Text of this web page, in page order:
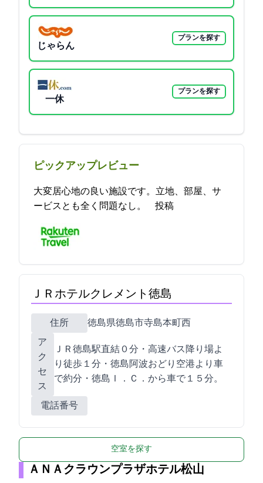
じゃらん
プランを探す
一休
プランを探す
ピックアップレビュー
大変居心地の良い施設です。立地、部屋、サ
ービスとも全く問題なし。 2021-11-12 19:40:19投稿
ＪＲホテルクレメント徳島
住所
徳島県徳島市寺島本町西1-61
ア
ク
セ
ス
ＪＲ徳島駅直結０分・高速バス降り場よ
り徒歩１分・徳島阿波おどり空港より車
で約30分・徳島Ｉ．Ｃ．から車で１５分。
電話番号
空室を探す
ＡＮＡクラウンプラザホテル松山